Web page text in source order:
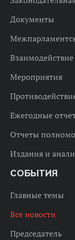
Документы
Мероприятия
Ежегодные
Отчеты
Издания и
СОБЫТИЯ
Главные темы
Все новости
Председатель